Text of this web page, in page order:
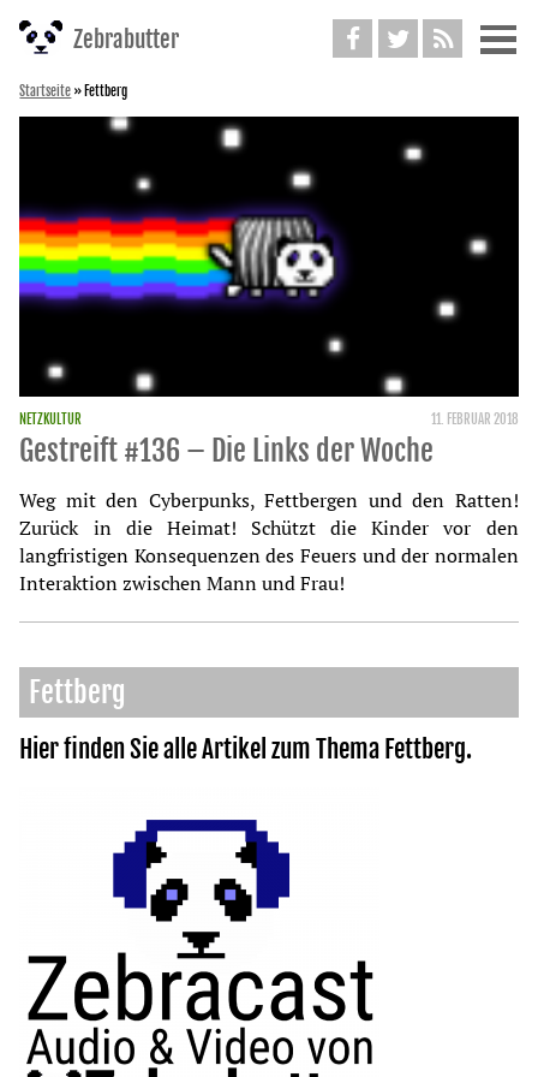
Weiter
zum
Zebrabutter
Startseite » Fettberg
NETZKULTUR 11. FEBRUAR 2018
Gestreift #136 – Die Links der Woche
Weg mit den Cyberpunks, Fettbergen und den Ratten!
Zurück in die Heimat! Schützt die Kinder vor den
langfristigen Konsequenzen des Feuers und der normalen
Interaktion zwischen Mann und Frau!
Fettberg
Hier finden Sie alle Artikel zum Thema Fettberg.